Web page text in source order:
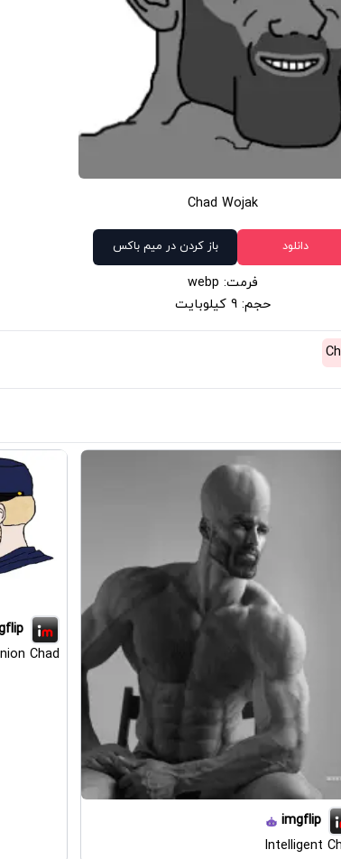
Chad Wojak
دانلود باز کردن در میم باکس
فرمت: webp
حجم: 9 کیلوبایت
imgflip
Intelligent
Chad